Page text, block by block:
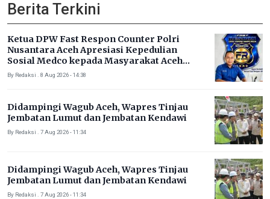
Berita Terkini
Ketua DPW Fast Respon Counter Polri
Nusantara Aceh Apresiasi Kepedulian
Sosial Medco kepada Masyarakat Aceh
Timur
By Redaksi . 8 Aug 2026 - 14:38
Didampingi Wagub Aceh, Wapres Tinjau
Jembatan Lumut dan Jembatan Kendawi
By Redaksi . 7 Aug 2026 - 11:34
Didampingi Wagub Aceh, Wapres Tinjau
Jembatan Lumut dan Jembatan Kendawi
By Redaksi . 7 Aug 2026 - 11:34